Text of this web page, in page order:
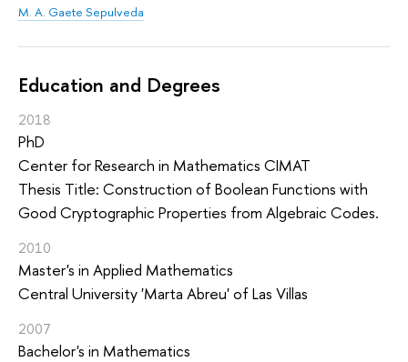
M. A. Gaete Sepulveda
Education and Degrees
2018
PhD
Center for Research in Mathematics CIMAT
Thesis Title: Construction of Boolean Functions with
Good Cryptographic Properties from Algebraic Codes.
2010
Master's in Applied Mathematics
Central University 'Marta Abreu' of Las Villas
2007
Bachelor's in Mathematics